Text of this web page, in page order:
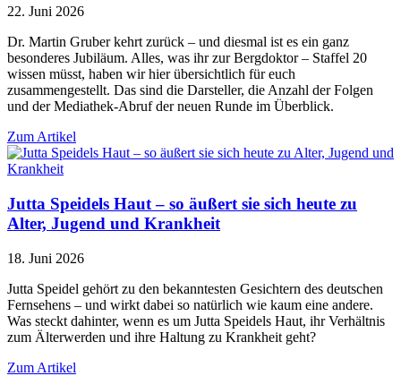
22. Juni 2026
Dr. Martin Gruber kehrt zurück – und diesmal ist es ein ganz
besonderes Jubiläum. Alles, was ihr zur Bergdoktor – Staffel 20
wissen müsst, haben wir hier übersichtlich für euch
zusammengestellt. Das sind die Darsteller, die Anzahl der Folgen
und der Mediathek-Abruf der neuen Runde im Überblick.
Zum Artikel
Jutta Speidels Haut – so äußert sie sich heute zu
Alter, Jugend und Krankheit
18. Juni 2026
Jutta Speidel gehört zu den bekanntesten Gesichtern des deutschen
Fernsehens – und wirkt dabei so natürlich wie kaum eine andere.
Was steckt dahinter, wenn es um Jutta Speidels Haut, ihr Verhältnis
zum Älterwerden und ihre Haltung zu Krankheit geht?
Zum Artikel